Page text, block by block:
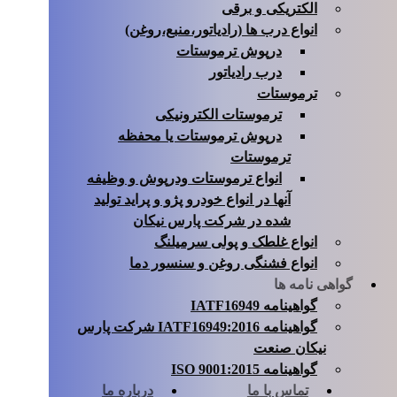
الکتریکی و برقی
انواع درب ها (رادیاتور،منبع،روغن)
درپوش ترموستات
درب رادیاتور
ترموستات
ترموستات الکترونیکی
درپوش ترموستات یا محفظه
ترموستات
انواع ترموستات ودرپوش و وظیفه
آنها در انواع خودرو پژو و پراید تولید
شده در شرکت پارس نیکان
انواع غلطک و پولی سرمیلنگ
انواع فشنگی روغن و سنسور دما
گواهی نامه ها
گواهینامه IATF16949
گواهینامه 2016:IATF16949 شرکت پارس
نیکان صنعت
گواهینامه ISO 9001:2015
تماس با ما
درباره ما